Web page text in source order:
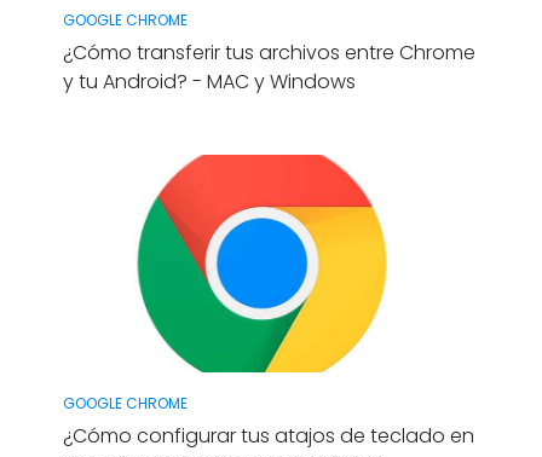
GOOGLE CHROME
¿Cómo transferir tus archivos entre Chrome
y tu Android? - MAC y Windows
GOOGLE CHROME
¿Cómo configurar tus atajos de teclado en